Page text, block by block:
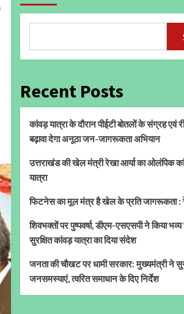
Recent Posts
कांवड़ यात्रा के दौरान पीईटी बोतलों के संग्रह एवं
बढ़ावा देगा अनूठा जन-जागरूकता अभियान
उत्तराखंड की खेल मंत्री रेखा आर्या का ओलंपिक
यात्रा
फिटनेस का मूल मंत्र है खेल के प्रति जागरूकता :
शिवभक्तों पर पुष्पवर्षा, डीएम-एसएसपी ने किया भव्य
सुरक्षित कांवड़ यात्रा का दिया संदेश
जनता की चौखट पर धामी सरकार: मुख्यमंत्री ने
जनसमस्याएं, त्वरित समाधान के दिए निर्देश